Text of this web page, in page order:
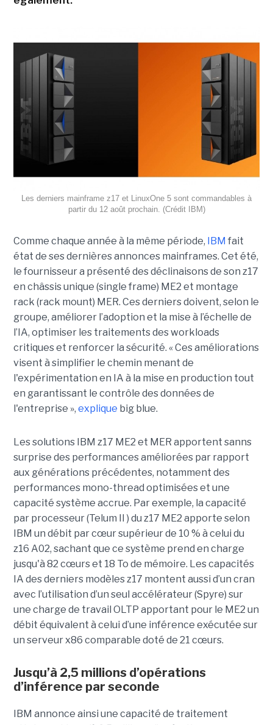
Les derniers mainframe z17 et LinuxOne 5 sont commandables à
partir du 12 août prochain. (Crédit IBM)
Comme chaque année à la même période, IBM fait
état de ses dernières annonces mainframes. Cet été,
le fournisseur a présenté des déclinaisons de son z17
en châssis unique (single frame) ME2 et montage
rack (rack mount) MER. Ces derniers doivent, selon le
groupe, améliorer l’adoption et la mise à l’échelle de
l’IA, optimiser les traitements des workloads
critiques et renforcer la sécurité. « Ces améliorations
visent à simplifier le chemin menant de
l'expérimentation en IA à la mise en production tout
en garantissant le contrôle des données de
l'entreprise », explique big blue.
Les solutions IBM z17 ME2 et MER apportent sanns
surprise des performances améliorées par rapport
aux générations précédentes, notamment des
performances mono-thread optimisées et une
capacité système accrue. Par exemple, la capacité
par processeur (Telum II ) du z17 ME2 apporte selon
IBM un débit par cœur supérieur de 10 % à celui du
z16 A02, sachant que ce système prend en charge
jusqu'à 82 cœurs et 18 To de mémoire. Les capacités
IA des derniers modèles z17 montent aussi d’un cran
avec l’utilisation d’un seul accélérateur (Spyre) sur
une charge de travail OLTP apportant pour le ME2 un
débit équivalent à celui d’une inférence exécutée sur
un serveur x86 comparable doté de 21 cœurs.
Jusqu’à 2,5 millions d’opérations
d’inférence par seconde
IBM annonce ainsi une capacité de traitement